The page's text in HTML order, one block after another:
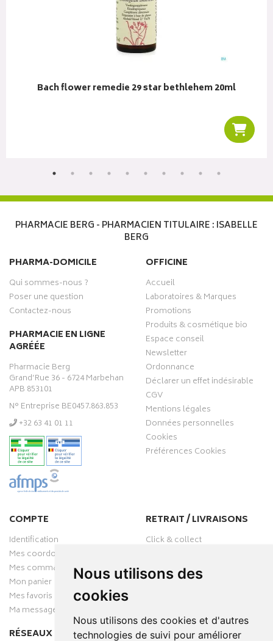
Nous utilisons des
cookies
Nous utilisons des cookies et d'autres
technologies de suivi pour améliorer
Bach flower remedie 29 star bethlehem 20ml
PHARMACIE BERG - PHARMACIEN TITULAIRE : ISABELLE
BERG
PHARMA-DOMICILE
Qui sommes-nous ?
Poser une question
Contactez-nous
PHARMACIE EN LIGNE
AGRÉÉE
Pharmacie Berg
Grand’Rue 36 - 6724 Marbehan
APB 853101
N° Entreprise BE0457.863.853
‭+32 63 41 01 11‬
OFFICINE
Accueil
Laboratoires & Marques
Promotions
Produits & cosmétique bio
Espace conseil
Newsletter
Ordonnance
Déclarer un effet indésirable
CGV
Mentions légales
Données personnelles
Cookies
Préférences Cookies
COMPTE
Identification
Mes coordonnées
Mes commandes
Mon panier
Mes favoris
Ma messagerie
RÉSEAUX SOCIAUX
RETRAIT / LIVRAISONS
Click & collect